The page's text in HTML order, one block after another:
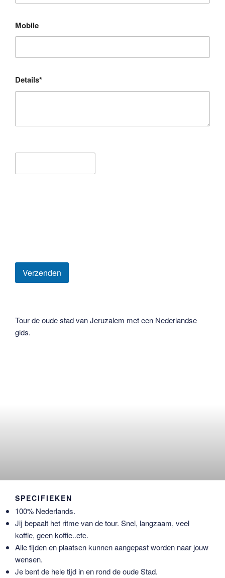
Mobile
Details*
Tour de oude stad van Jeruzalem met een Nederlandse
gids.
SPECIFIEKEN
100% Nederlands.
Jij bepaalt het ritme van de tour. Snel, langzaam, veel
koffie, geen koffie..etc.
Alle tijden en plaatsen kunnen aangepast worden naar jouw
wensen.
Je bent de hele tijd in en rond de oude Stad.